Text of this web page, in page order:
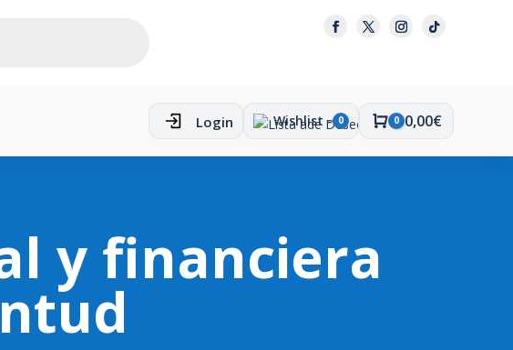
Login Wishlist - 0
Carro
0 0,00€
y financiera